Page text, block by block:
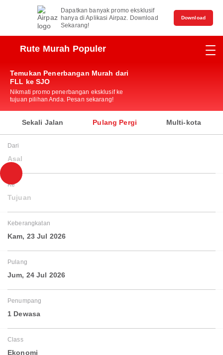
Dapatkan banyak promo eksklusif
hanya di Aplikasi Airpaz. Download
Sekarang!
Download
Rute Murah Populer
Temukan Penerbangan Murah dari
FLL ke SJO
Nikmati promo penerbangan eksklusif ke
tujuan pilihan Anda. Pesan sekarang!
Sekali Jalan Pulang Pergi Multi-kota
Dari
Asal
Ke
Tujuan
Keberangkatan
Kam, 23 Jul 2026
Pulang
Jum, 24 Jul 2026
Penumpang
1 Dewasa
Class
Ekonomi